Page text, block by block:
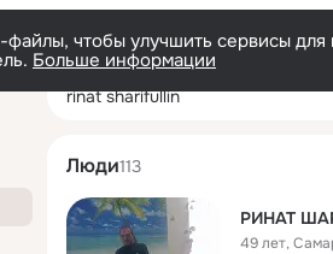
чтобы улучшить сервисы
Больше информации
rinat sharifullin
Люди113
РИНАТ
49 лет,